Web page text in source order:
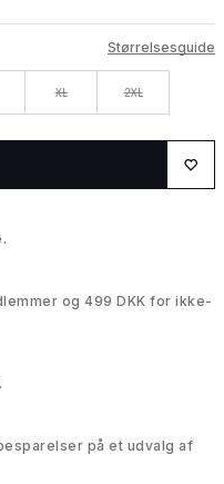
Størrelsesguide
XL 2XL
og 499 DKK for ikke-
på et udvalg af